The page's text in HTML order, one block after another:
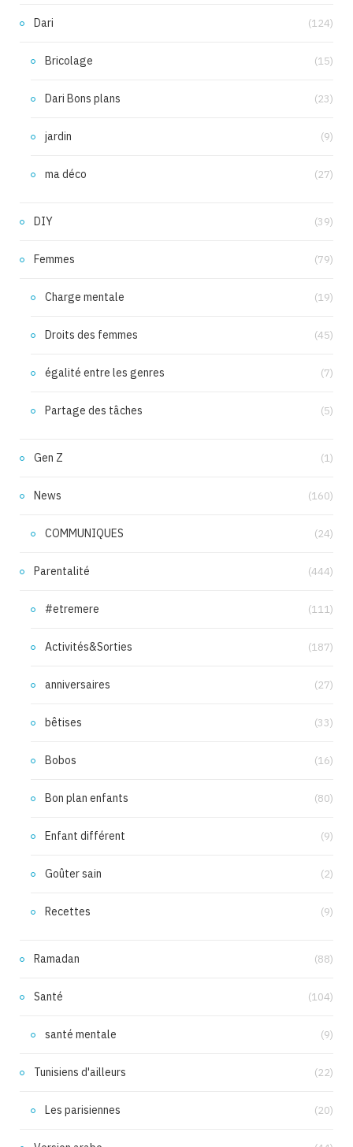
Dari (124)
Bricolage (15)
Dari Bons plans (23)
jardin (9)
ma déco (27)
DIY (39)
Femmes (79)
Charge mentale (19)
Droits des femmes (45)
égalité entre les genres (7)
Partage des tâches (5)
Gen Z (1)
News (160)
COMMUNIQUES (24)
Parentalité (444)
#etremere (111)
Activités&Sorties (187)
anniversaires (27)
bêtises (33)
Bobos (16)
Bon plan enfants (80)
Enfant différent (9)
Goûter sain (2)
Recettes (9)
Ramadan (88)
Santé (104)
santé mentale (9)
Tunisiens d'ailleurs (22)
Les parisiennes (20)